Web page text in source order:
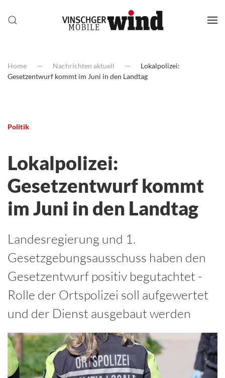
Home Nachrichten aktuell
Lokalpolizei:
Gesetzentwurf kommt im Juni in den Landtag
Politik
Lokalpolizei:
Gesetzentwurf kommt
im Juni in den Landtag
Landesregierung und 1.
Gesetzgebungsausschuss haben den
Gesetzentwurf positiv begutachtet -
Rolle der Ortspolizei soll aufgewertet
und der Dienst ausgebaut werden